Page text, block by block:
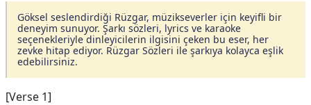
Göksel seslendirdiği Rüzgar, müzikseverler için keyifli bir
deneyim sunuyor. Şarkı sözleri, lyrics ve karaoke
seçenekleriyle dinleyicilerin ilgisini çeken bu eser, her
zevke hitap ediyor. Rüzgar Sözleri ile şarkıya kolayca eşlik
edebilirsiniz.
[Verse 1]